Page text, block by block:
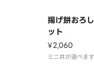
揚げ餅おろ
ット
¥2,060
ミニ丼が選べます